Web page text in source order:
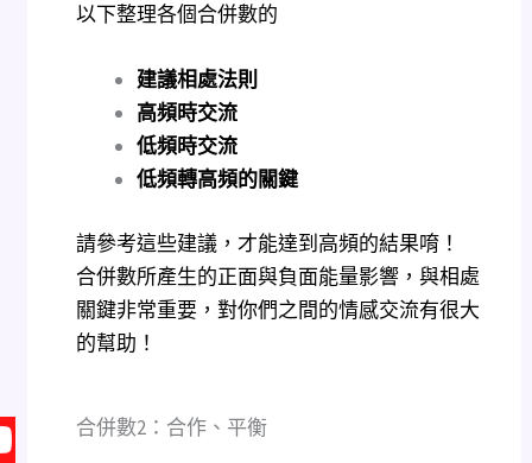
以下整理各個合併數的
建議相處法則
高頻時交流
低頻時交流
低頻轉高頻的關鍵
請參考這些建議，才能達到高頻的結果唷！
合併數所產生的正面與負面能量影響，與相處
關鍵非常重要，對你們之間的情感交流有很大
的幫助！
合併數2：合作、平衡